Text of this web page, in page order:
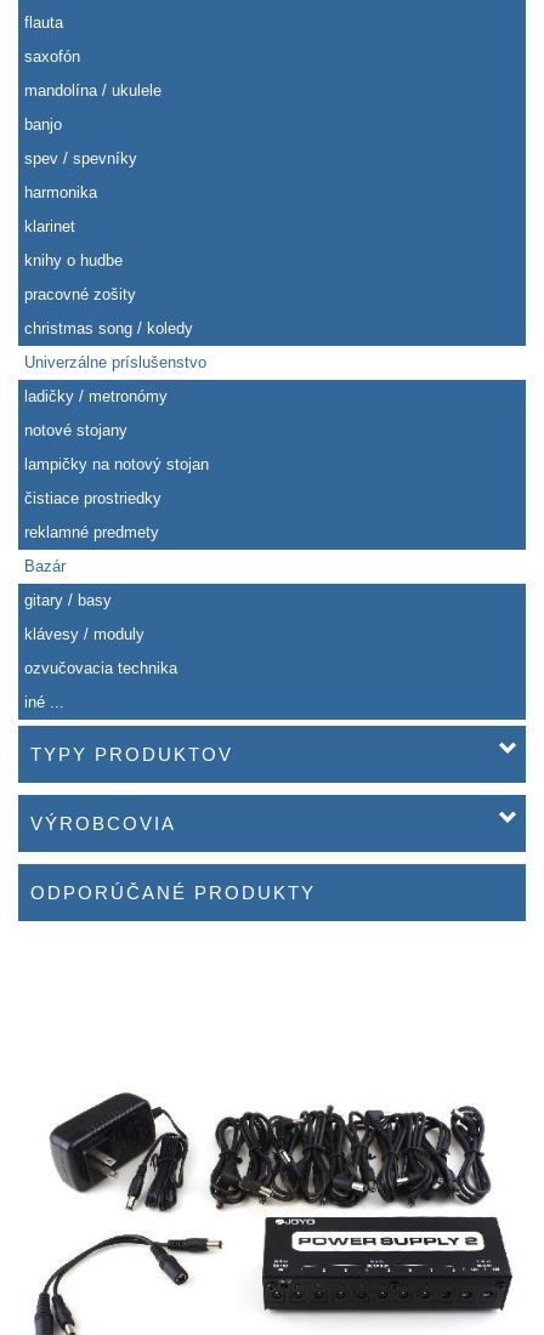
flauta
saxofón
mandolína / ukulele
banjo
spev / spevníky
harmonika
klarinet
knihy o hudbe
pracovné zošity
christmas song / koledy
Univerzálne príslušenstvo
ladičky / metronómy
notové stojany
lampičky na notový stojan
čistiace prostriedky
reklamné predmety
Bazár
gitary / basy
klávesy / moduly
ozvučovacia technika
iné ...
TYPY PRODUKTOV
VÝROBCOVIA
ODPORÚČANÉ PRODUKTY